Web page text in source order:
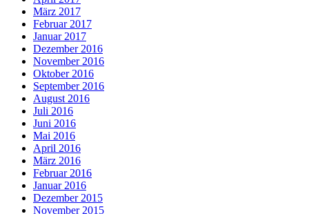
März 2017
Februar 2017
Januar 2017
Dezember 2016
November 2016
Oktober 2016
September 2016
August 2016
Juli 2016
Juni 2016
Mai 2016
April 2016
März 2016
Februar 2016
Januar 2016
Dezember 2015
November 2015